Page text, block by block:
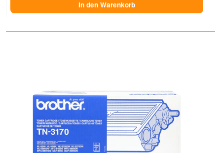
In den Warenkorb